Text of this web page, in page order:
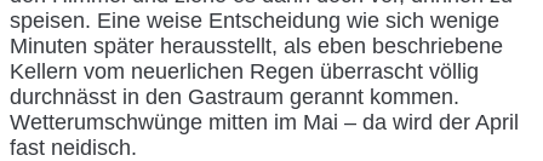
speisen. Eine weise Entscheidung wie sich wenige
Minuten später herausstellt, als eben beschriebene
Kellern vom neuerlichen Regen überrascht völlig
durchnässt in den Gastraum gerannt kommen.
Wetterumschwünge mitten im Mai – da wird der April
fast neidisch.